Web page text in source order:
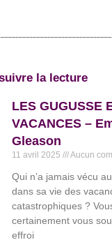
la lecture
LES GUGUSSE
VACANCES –
Gleason
11 avril 2025 Aucun
Qui n’a jamais vécu
dans sa vie des
catastrophiques ?
certainement vous
effroi